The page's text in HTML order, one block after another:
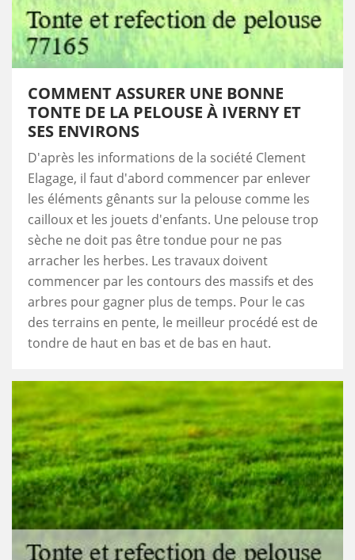
COMMENT ASSURER UNE BONNE
TONTE DE LA PELOUSE À IVERNY ET
SES ENVIRONS
D'après les informations de la société Clement
Elagage, il faut d'abord commencer par enlever
les éléments gênants sur la pelouse comme les
cailloux et les jouets d'enfants. Une pelouse trop
sèche ne doit pas être tondue pour ne pas
arracher les herbes. Les travaux doivent
commencer par les contours des massifs et des
arbres pour gagner plus de temps. Pour le cas
des terrains en pente, le meilleur procédé est de
tondre de haut en bas et de bas en haut.